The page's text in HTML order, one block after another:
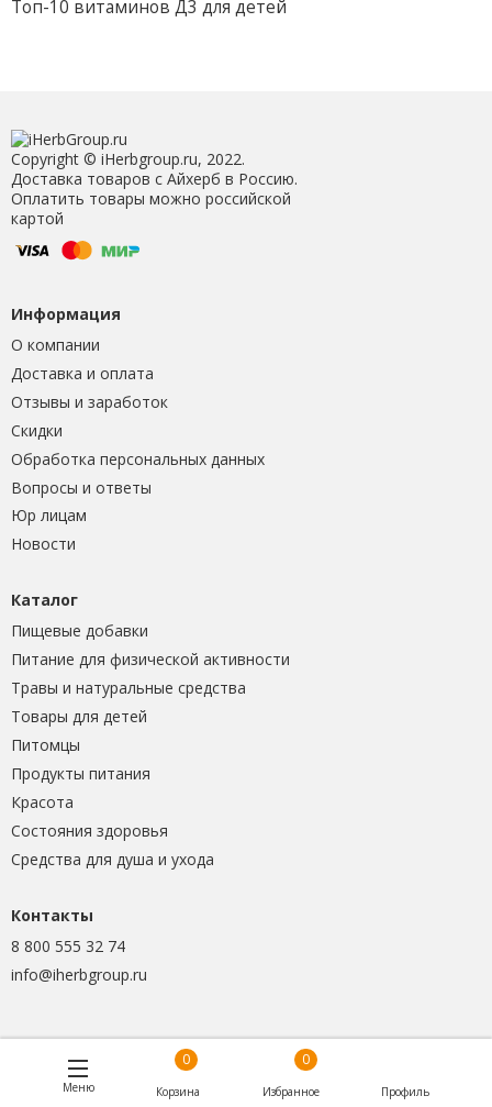
Топ-10 витаминов Д3 для детей
Copyright © iHerbgroup.ru, 2022.
Доставка товаров с Айхерб в Россию.
Оплатить товары можно российской
картой
Информация
О компании
Доставка и оплата
Отзывы и заработок
Скидки
Обработка персональных данных
Вопросы и ответы
Юр лицам
Новости
Каталог
Пищевые добавки
Питание для физической активности
Травы и натуральные средства
Товары для детей
Питомцы
Продукты питания
Красота
Состояния здоровья
Средства для душа и ухода
Контакты
8 800 555 32 74
info@iherbgroup.ru
Меню
0
Корзина
0
Избранное Профиль